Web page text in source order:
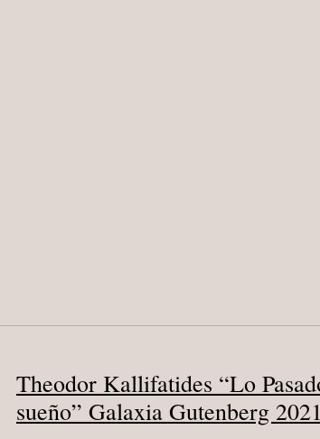
Theodor Kallifatides “Lo
sueño” Galaxia Gutenberg 2021